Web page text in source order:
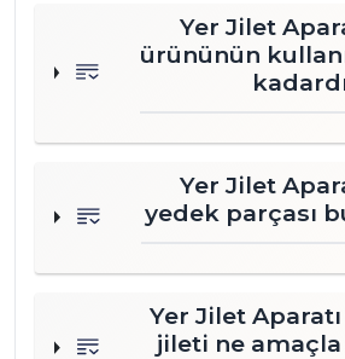
Yer Jilet
ürününün
Yer Jilet
yedek parçası
Yer Jilet
jileti ne amaçla